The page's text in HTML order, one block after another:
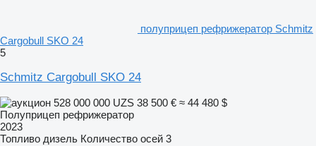
полуприцеп рефрижератор Schmitz
Cargobull SKO 24
5
Schmitz Cargobull SKO 24
528 000 000 UZS 38 500 € ≈ 44 480 $
Полуприцеп рефрижератор
2023
Топливо дизель Количество осей 3